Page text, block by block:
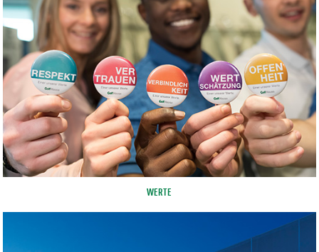
WERTE